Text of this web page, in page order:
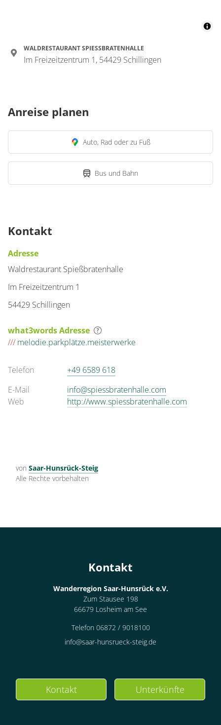
WALDRESTAURANT SPIESSBRATENHALLE
Im Freizeitzentrum 1, 54429 Schillingen
Anreise planen
Auto, Rad oder zu Fuß
Bus und Bahn
Kontakt
Adresse
Waldrestaurant Spießbratenhalle
Im Freizeitzentrum 1
54429 Schillingen
what3words Adresse
/// melodie.parkplätze.meisterwerke
Telefon
+49 6589 618
E-Mail
info@spiessbratenhalle.com
Web
http://www.spiessbratenhalle.com
von Saar-Hunsrück-Steig
Alle Rechte vorbehalten
Kontakt
Wanderregion Saar-Hunsrück e.V.
Zum Stausee 198
66679 Losheim am See
Telefon 06872 / 9018100
info@saar-hunsrueck-steig.de
Kontakt Unterkünfte